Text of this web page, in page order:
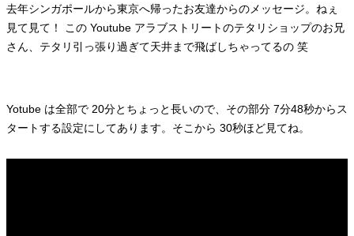
去年シンガポールから東京へ帰ったお友達からのメッセージ。ねぇ
見て見て！ この Youtube アラブストリートのテタリショップのお兄
さん、テタリ引っ張り過ぎて天井まで飛ばしちゃってるの 笑
Yotube は全部で 20分とちょっと長いので、その部分 7分48秒からス
タートする設定にしてあります。そこから 30秒ほど見てね。